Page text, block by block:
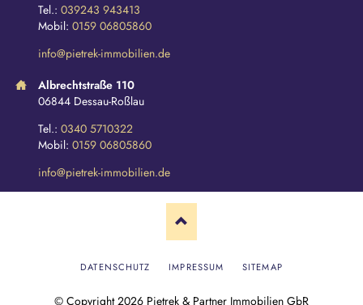
Tel.: 039243 943413
Mobil: 0159 06805860
info@pietrek-immobilien.de
Albrechtstraße 110
06844 Dessau-Roßlau
Tel.: 0340 5710322
Mobil: 0159 06805860
info@pietrek-immobilien.de
I
DATENSCHUTZ IMPRESSUM SITEMAP
© Copyright 2026 Pietrek & Partner Immobilien GbR